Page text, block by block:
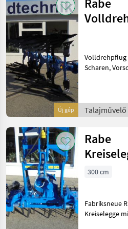
Teilbreit
Új gép
Volldrehpflug
Scharen, Vorschäler,
Tastrad, Streifenkörper,
Rabe
300 cm
Fabriksneue
Kreiselegge